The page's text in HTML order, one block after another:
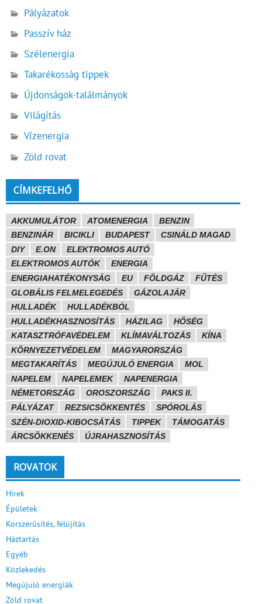
Pályázatok
Passzív ház
Szélenergia
Takarékosság tippek
Újdonságok-találmányok
Világítás
Vízenergia
Zöld rovat
CÍMKEFELHŐ
AKKUMULÁTOR ATOMENERGIA
BENZIN
BENZINÁR
BICIKLI BUDAPEST
CSINÁLD MAGAD
DIY
E.ON
ELEKTROMOS AUTÓ
ELEKTROMOS AUTÓK
ENERGIA
ENERGIAHATÉKONYSÁG
EU FÖLDGÁZ
FŰTÉS
GLOBÁLIS FELMELEGEDÉS
GÁZOLAJÁR
HULLADÉK
HULLADÉKBÓL
HULLADÉKHASZNOSÍTÁS
HÁZILAG
HŐSÉG
KATASZTRÓFAVÉDELEM
KLÍMAVÁLTOZÁS
KÍNA
KÖRNYEZETVÉDELEM
MAGYARORSZÁG
MEGTAKARÍTÁS
MEGÚJULÓ ENERGIA
MOL
NAPELEM
NAPELEMEK
NAPENERGIA
NÉMETORSZÁG
OROSZORSZÁG
PAKS II.
PÁLYÁZAT
REZSICSÖKKENTÉS
SPÓROLÁS
SZÉN-DIOXID-KIBOCSÁTÁS
TIPPEK
TÁMOGATÁS
ÁRCSÖKKENÉS
ÚJRAHASZNOSÍTÁS
ROVATOK
Hírek
Épületek
Korszerűsítés, felújítás
Háztartás
Egyéb
Közlekedés
Megújuló energiák
Zöld rovat